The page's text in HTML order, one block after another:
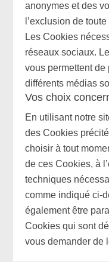
anonymes et des
l’exclusion de
Les Cookies
réseaux sociaux.
vous permettent
différents médias
Vos choix
En utilisant notre
des Cookies
choisir à tout
de ces Cookies, à
techniques
comme indiqué ci-
également être
Cookies qui sont
vous demander de